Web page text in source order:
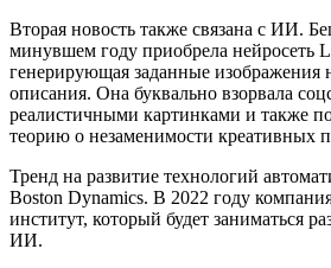
Вторая новость также связана с ИИ.
минувшем году приобрела нейросеть
генерирующая заданные изображения
описания. Она буквально взорвала
реалистичными картинками и также
теорию о незаменимости креативных
Тренд на развитие технологий
Boston Dynamics. В 2022 году
институт, который будет заниматься
ИИ.